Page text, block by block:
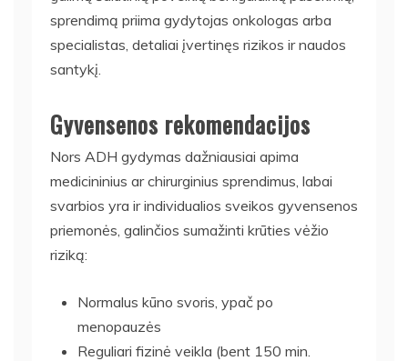
sprendimą priima gydytojas onkologas arba
specialistas, detaliai įvertinęs rizikos ir naudos
santykį.
Gyvensenos rekomendacijos
Nors ADH gydymas dažniausiai apima
medicininius ar chirurginius sprendimus, labai
svarbios yra ir individualios sveikos gyvensenos
priemonės, galinčios sumažinti krūties vėžio
riziką:
Normalus kūno svoris, ypač po
menopauzės
Reguliari fizinė veikla (bent 150 min.